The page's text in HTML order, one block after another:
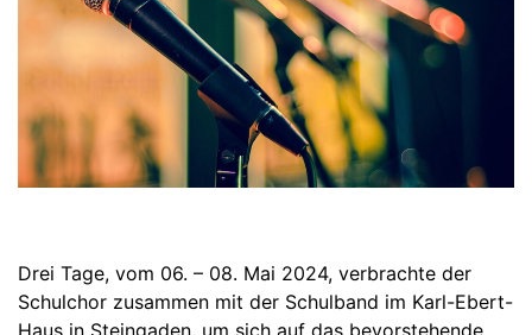
Wahlunterricht
SuSI-Förderunterricht
Projekttage im Juli
Partner & Kooperationen
Berufliche Orientierung
Bilingualer Sachfachunterricht
Cambridge Preliminary English Test (PET)
KOMPASS
Beratungsteam
Jugendsozialarbeit
Hilfe bei Depressionen
Elternbeirat
Über uns
Aktivitäten an der JWR
Förderverein
Drei Tage, vom 06. – 08. Mai 2024, verbrachte der
Schulchor zusammen mit der Schulband im Karl-Ebert-
Haus in Steingaden, um sich auf das bevorstehende